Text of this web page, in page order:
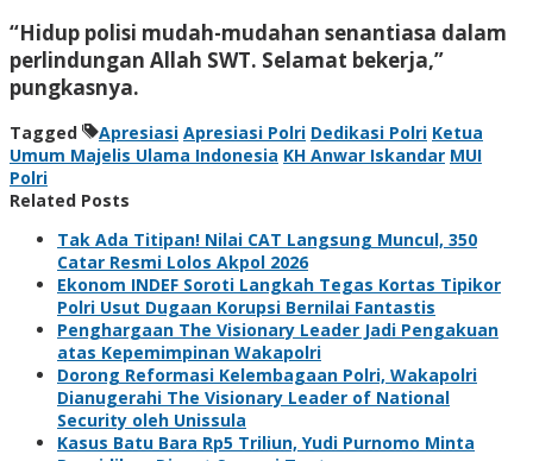
“Hidup polisi mudah-mudahan senantiasa dalam
perlindungan Allah SWT. Selamat bekerja,”
pungkasnya.
Tagged Apresiasi Apresiasi Polri Dedikasi Polri Ketua
Umum Majelis Ulama Indonesia KH Anwar Iskandar MUI
Polri
Related Posts
Tak Ada Titipan! Nilai CAT Langsung Muncul, 350
Catar Resmi Lolos Akpol 2026
Ekonom INDEF Soroti Langkah Tegas Kortas Tipikor
Polri Usut Dugaan Korupsi Bernilai Fantastis
Penghargaan The Visionary Leader Jadi Pengakuan
atas Kepemimpinan Wakapolri
Dorong Reformasi Kelembagaan Polri, Wakapolri
Dianugerahi The Visionary Leader of National
Security oleh Unissula
Kasus Batu Bara Rp5 Triliun, Yudi Purnomo Minta